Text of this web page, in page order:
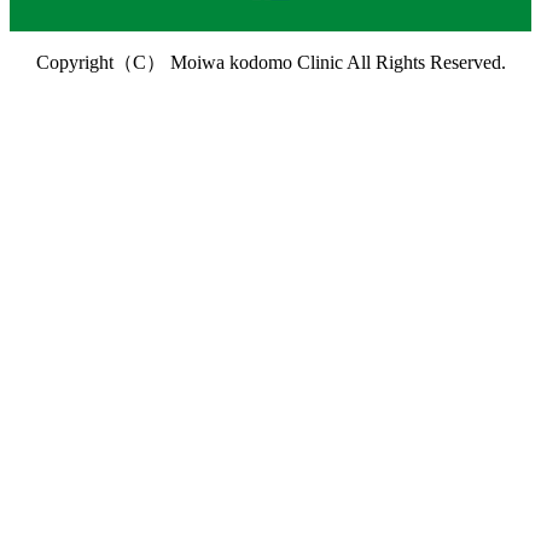
Copyright（C） Moiwa kodomo Clinic All Rights Reserved.